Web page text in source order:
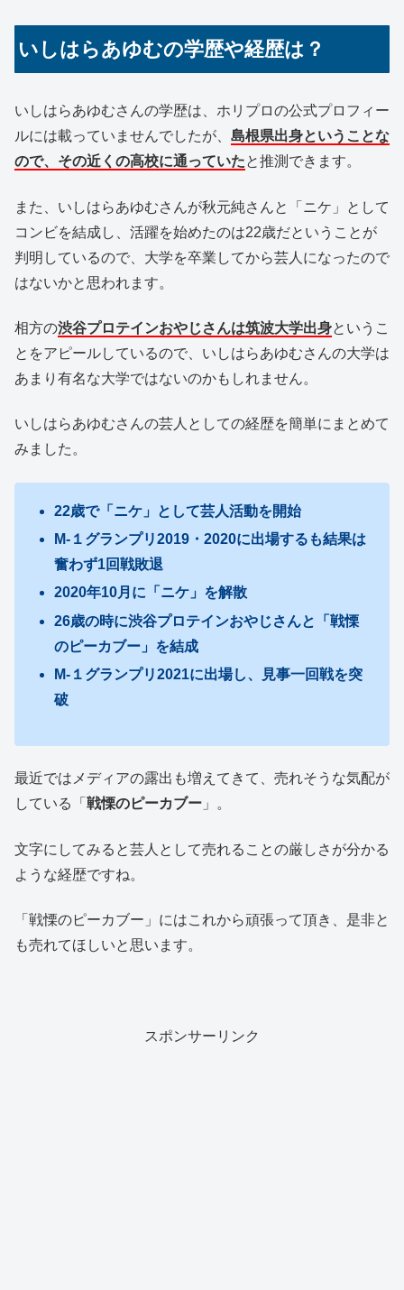
いしはらあゆむの学歴や経歴は？
いしはらあゆむさんの学歴は、ホリプロの公式プロフィー
ルには載っていませんでしたが、 島根県出身ということな
ので、その近くの高校に通っていたと推測できます。
また、いしはらあゆむさんが秋元純さんと「ニケ」として
コンビを結成し、活躍を始めたのは22歳だということが
判明しているので、大学を卒業してから芸人になったので
はないかと思われます。
相方の渋谷プロテインおやじさんは筑波大学出身というこ
とをアピールしているので、いしはらあゆむさんの大学は
あまり有名な大学ではないのかもしれません。
いしはらあゆむさんの芸人としての経歴を簡単にまとめて
みました。
22歳で「ニケ」として芸人活動を開始
M-１グランプリ2019・2020に出場するも結果は
奮わず1回戦敗退
2020年10月に「ニケ」を解散
26歳の時に渋谷プロテインおやじさんと「戦慄
のピーカブー」を結成
M-１グランプリ2021に出場し、見事一回戦を突
破
最近ではメディアの露出も増えてきて、売れそうな気配が
している「 戦慄のピーカブー 」。
文字にしてみると芸人として売れることの厳しさが分かる
ような経歴ですね。
「戦慄のピーカブー」にはこれから頑張って頂き、是非と
も売れてほしいと思います。
スポンサーリンク